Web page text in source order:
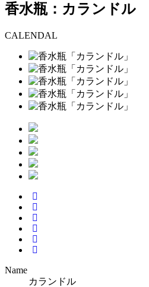
香水瓶：カランドル
CALENDAL
Name
カランドル